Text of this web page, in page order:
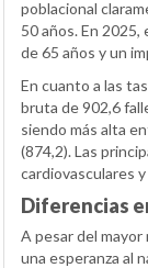
poblacional
50 años. En 2025,
de 65 años y un
En cuanto a las
bruta de 902,6
siendo más alta
(874,2). Las
cardiovasculares
Diferencias
A pesar del
una esperanza al